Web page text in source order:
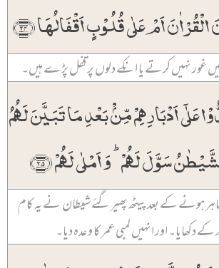
اَمۡ عَلٰی قُلُوۡبٍ اَقۡفَالُہَا ﴿۲۴﴾
غور نہیں کرتے یا انکے دلوں پر قفل پڑے ہیں۔
عَلٰۤی اَدۡبَارِہِمۡ مِّنۡۢ بَعۡدِ مَا تَبَیَّنَ لَہُمُ
سَوَّلَ لَہُمۡ ؕ وَ اَمۡلٰی لَہُمۡ ﴿۲۵﴾
ہونے کے بعد پیٹھ پھیر گئے شیطان نے یہ کام
کے دکھایا۔ اور انہیں لمبی عمر کا وعدہ دیا۔